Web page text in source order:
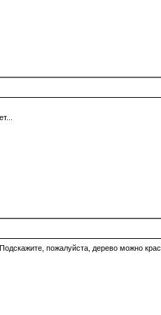
пожалуйста, дерево можно